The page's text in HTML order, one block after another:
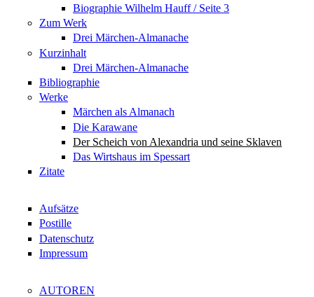
Biographie Wilhelm Hauff / Seite 3
Zum Werk
Drei Märchen-Almanache
Kurzinhalt
Drei Märchen-Almanache
Bibliographie
Werke
Märchen als Almanach
Die Karawane
Der Scheich von Alexandria und seine Sklaven
Das Wirtshaus im Spessart
Zitate
Aufsätze
Postille
Datenschutz
Impressum
AUTOREN